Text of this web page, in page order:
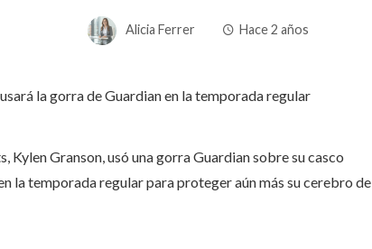
Alicia Ferrer Hace 2 años
Granson, usó una gorra Guardian sobre su casco
la temporada regular para proteger aún más su cerebro de